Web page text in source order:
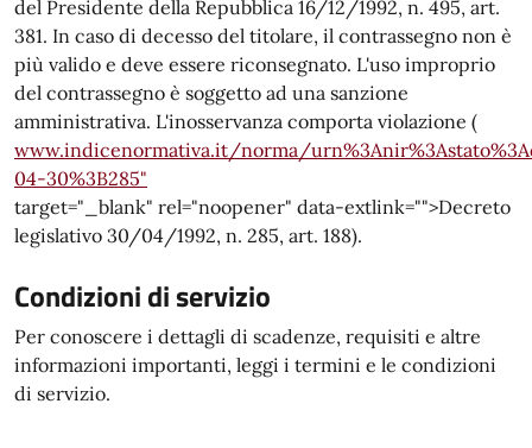
del Presidente della Repubblica 16/12/1992, n. 495, art.
381. In caso di decesso del titolare, il contrassegno non è
più valido e deve essere riconsegnato. L'uso improprio
del contrassegno è soggetto ad una sanzione
amministrativa. L'inosservanza comporta violazione (
www.indicenormativa.it/norma/
04-30%3B285"
target="_blank" rel="noopener" data-extlink="">Decreto
legislativo 30/04/1992, n. 285, art. 188).
Condizioni di servizio
Per conoscere i dettagli di scadenze, requisiti e altre
informazioni importanti, leggi i termini e le condizioni
di servizio.